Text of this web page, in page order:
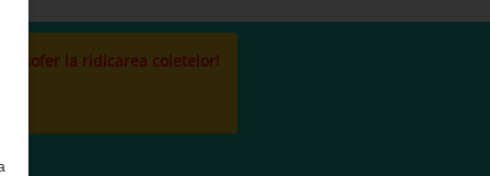
sofer la ridicarea coletelor!